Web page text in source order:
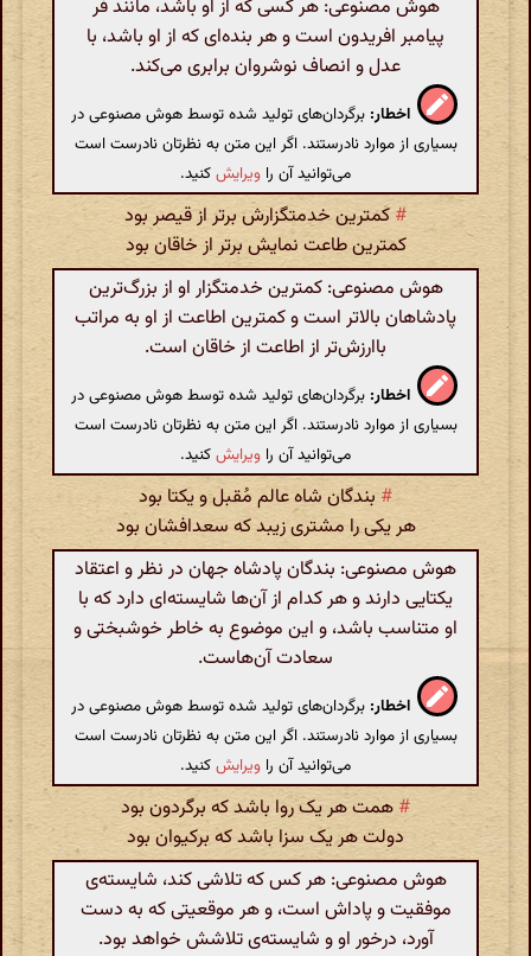
هوش مصنوعی: هر کسی که از او باشد، مانند فر
پیامبر افریدون است و هر بنده‌ای که از او باشد، با
عدل و انصاف نوشروان برابری می‌کند.
اخطار: برگردان‌های تولید شده توسط هوش مصنوعی در
بسیاری از موارد نادرستند. اگر این متن به نظرتان نادرست است
می‌توانید آن را ویرایشکنید.
# کمترین خدمتگزارش برتر از قیصر بود
کمترین طاعت نمایش برتر از خاقان بود
هوش مصنوعی: کمترین خدمتگزار او از بزرگ‌ترین
پادشاهان بالاتر است و کمترین اطاعت از او به مراتب
باارزش‌تر از اطاعت از خاقان است.
اخطار: برگردان‌های تولید شده توسط هوش مصنوعی در
بسیاری از موارد نادرستند. اگر این متن به نظرتان نادرست است
می‌توانید آن را ویرایشکنید.
# بندگان شاه عالم مُقبل و یکتا بود
هر یکی را مشتری زیبد که سعدافشان بود
هوش مصنوعی: بندگان پادشاه جهان در نظر و اعتقاد
یکتایی دارند و هر کدام از آن‌ها شایسته‌ای دارد که با
او متناسب باشد، و این موضوع به خاطر خوشبختی و
سعادت آن‌هاست.
اخطار: برگردان‌های تولید شده توسط هوش مصنوعی در
بسیاری از موارد نادرستند. اگر این متن به نظرتان نادرست است
می‌توانید آن را ویرایشکنید.
# همت هر یک روا باشد که برگردون بود
دولت هر یک سزا باشد که برکیوان بود
هوش مصنوعی: هر کس که تلاشی کند، شایسته‌ی
موفقیت و پاداش است، و هر موقعیتی که به دست
آورد، درخور او و شایسته‌ی تلاشش خواهد بود.